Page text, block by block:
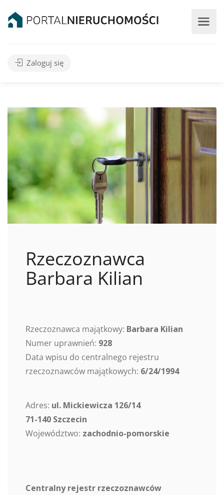
Zaloguj się
Rzeczoznawca
Barbara Kilian
Rzeczoznawca majątkowy: Barbara Kilian
Numer uprawnień: 928
Data wpisu do centralnego rejestru
rzeczoznawców majątkowych: 6/24/1994
Adres: ul. Mickiewicza 126/14
71-140 Szczecin
Województwo: zachodnio-pomorskie
Centralny rejestr rzeczoznawców